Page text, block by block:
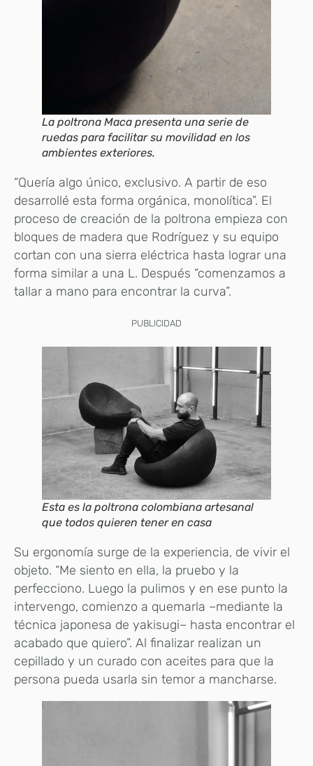
La poltrona Maca presenta una serie de
ruedas para facilitar su movilidad en los
ambientes exteriores.
“Quería algo único, exclusivo. A partir de eso
desarrollé esta forma orgánica, monolítica”. El
proceso de creación de la poltrona empieza con
bloques de madera que Rodríguez y su equipo
cortan con una sierra eléctrica hasta lograr una
forma similar a una L. Después “comenzamos a
tallar a mano para encontrar la curva”.
PUBLICIDAD
Esta es la poltrona colombiana artesanal
que todos quieren tener en casa
Su ergonomía surge de la experiencia, de vivir el
objeto. “Me siento en ella, la pruebo y la
perfecciono. Luego la pulimos y en ese punto la
intervengo, comienzo a quemarla –mediante la
técnica japonesa de yakisugi– hasta encontrar el
acabado que quiero”. Al finalizar realizan un
cepillado y un curado con aceites para que la
persona pueda usarla sin temor a mancharse.